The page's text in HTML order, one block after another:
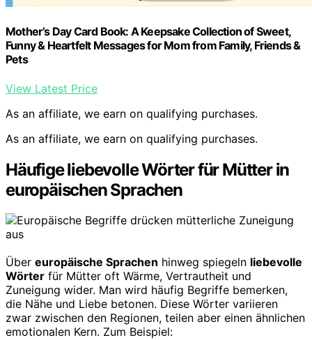
Mother’s Day Card Book: A Keepsake Collection of Sweet,
Funny & Heartfelt Messages for Mom from Family, Friends &
Pets
View Latest Price
As an affiliate, we earn on qualifying purchases.
As an affiliate, we earn on qualifying purchases.
Häufige liebevolle Wörter für Mütter in
europäischen Sprachen
Über europäische Sprachen hinweg spiegeln liebevolle
Wörter für Mütter oft Wärme, Vertrautheit und
Zuneigung wider. Man wird häufig Begriffe bemerken,
die Nähe und Liebe betonen. Diese Wörter variieren
zwar zwischen den Regionen, teilen aber einen ähnlichen
emotionalen Kern. Zum Beispiel: